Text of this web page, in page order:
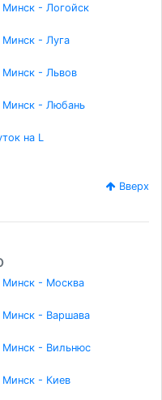
Минск - Логойск
Минск - Луга
Минск - Львов
Минск - Любань
на L
Вверх
Минск - Москва
Минск - Варшава
Минск - Вильнюс
Минск - Киев